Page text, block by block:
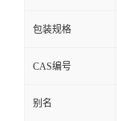
包装规格
CAS编号
别名